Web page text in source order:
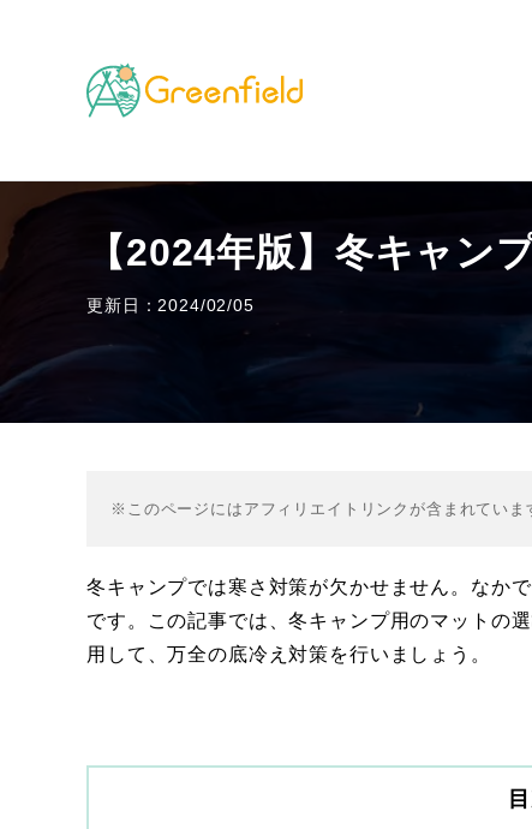
TOP キャンプのフィールド 【2024年版】冬キャ
【2024年版】冬キャン
更新日：2024/02/05
※このページにはアフィリエイトリンクが含まれていま
冬キャンプでは寒さ対策が欠かせません。なか
です。この記事では、冬キャンプ用のマットの
用して、万全の底冷え対策を行いましょう。